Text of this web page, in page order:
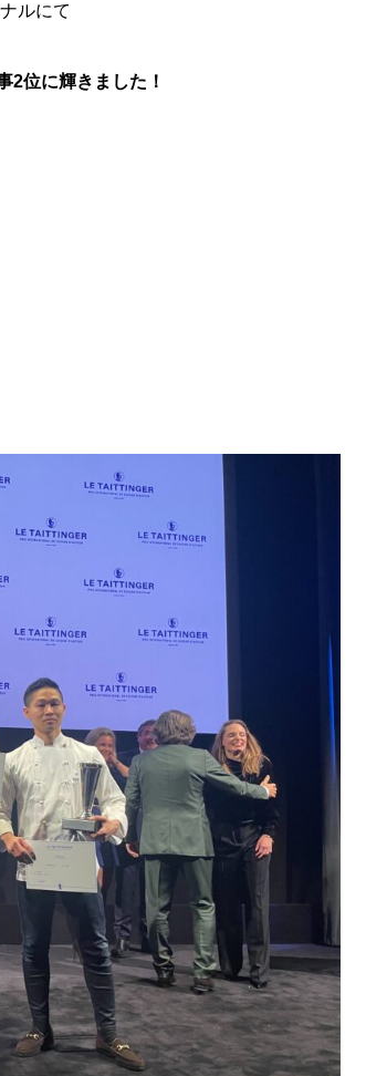
ルにて
2位に輝きました！